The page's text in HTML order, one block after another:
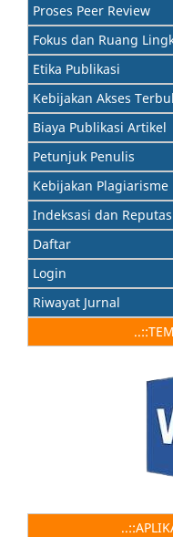
Proses Peer Review
Fokus dan Ruang
Etika Publikasi
Kebijakan Akses
Biaya Publikasi Artikel
Petunjuk Penulis
Kebijakan Plagiarisme
Indeksasi dan
Daftar
Login
Riwayat Jurnal